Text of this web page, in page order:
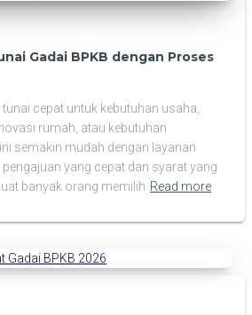
Gadai BPKB dengan Proses
cepat untuk kebutuhan usaha,
rumah, atau kebutuhan
semakin mudah dengan layanan
yang cepat dan syarat yang
banyak orang memilih Read more